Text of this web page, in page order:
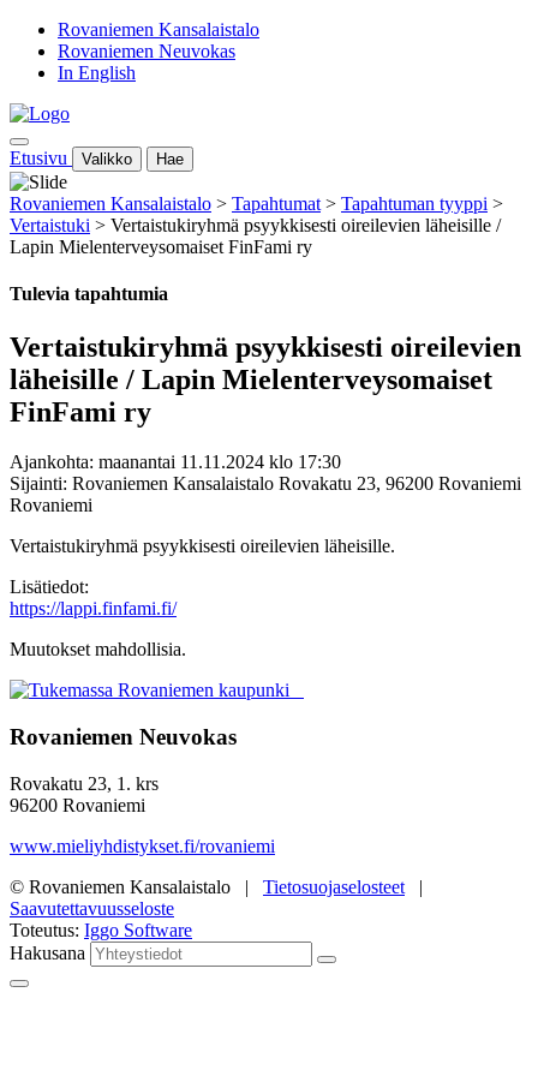
Rovaniemen Kansalaistalo
Rovaniemen Neuvokas
In English
Etusivu Valikko Hae
Rovaniemen Kansalaistalo > Tapahtumat > Tapahtuman tyyppi >
Vertaistuki > Vertaistukiryhmä psyykkisesti oireilevien läheisille /
Lapin Mielenterveysomaiset FinFami ry
Tulevia tapahtumia
Vertaistukiryhmä psyykkisesti oireilevien
läheisille / Lapin Mielenterveysomaiset
FinFami ry
Ajankohta: maanantai 11.11.2024 klo 17:30
Sijainti: Rovaniemen Kansalaistalo Rovakatu 23, 96200 Rovaniemi
Rovaniemi
Vertaistukiryhmä psyykkisesti oireilevien läheisille.
Lisätiedot:
https://lappi.finfami.fi/
Muutokset mahdollisia.
Rovaniemen Neuvokas
Rovakatu 23, 1. krs
96200 Rovaniemi
www.mieliyhdistykset.fi/rovaniemi
© Rovaniemen Kansalaistalo | Tietosuojaselosteet |
Saavutettavuusseloste
Toteutus: Iggo Software
Hakusana